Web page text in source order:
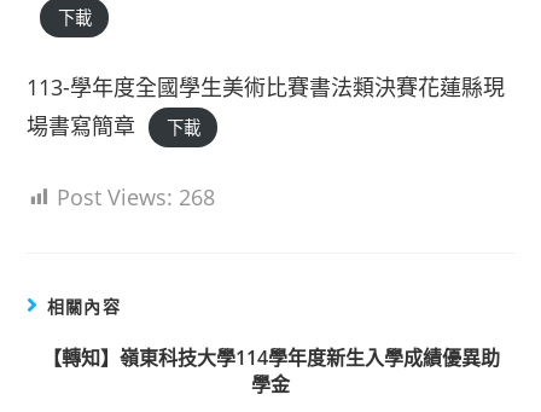
下載
113-學年度全國學生美術比賽書法類決賽花蓮縣現
場書寫簡章
下載
Post Views: 268
相關內容
【轉知】嶺東科技大學114學年度新生入學成績優異助
學金